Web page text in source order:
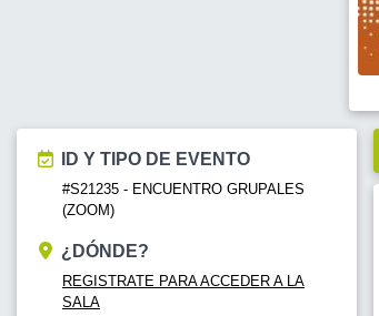
ID Y TIPO DE EVENTO
#S21235 - ENCUENTRO GRUPALES
(ZOOM)
¿DÓNDE?
REGISTRATE PARA ACCEDER A LA
SALA